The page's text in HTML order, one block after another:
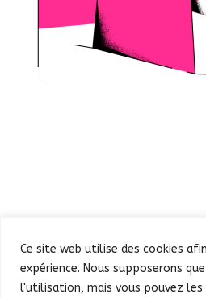
Ce site web utilise des cookies
expérience. Nous supposerons
l'utilisation, mais vous pouvez les